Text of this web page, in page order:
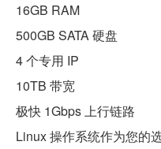
16GB RAM
500GB SATA 硬盘
4 个专用 IP
10TB 带宽
极快 1Gbps 上行链路
Linux 操作系统作为您的